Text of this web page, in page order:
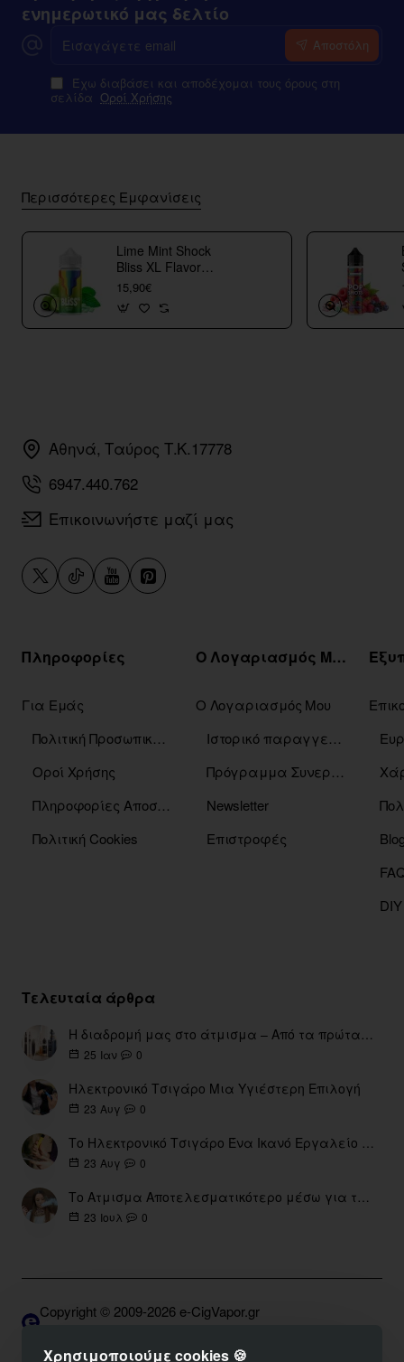
Χρησιμοποιούμε cookies 🍪
ενημερωτικό μας δελτίο
email
Αποστόλη
Έχω διαβάσει και αποδέχομαι τους όρους στη
σελίδα Οροί Χρήσης
Περισσότερες Εμφανίσεις
Lime Mint Shock
Bliss XL Flavor
Shots
15,90€
Αθηνά, Ταύρος Τ.Κ.17778
6947.440.762
Επικοινωνήστε μαζί μας
Πληροφορίες
Για Εμάς
Πολιτική Προσωπικών Δεδομένων
Οροί Χρήσης
Πληροφορίες Αποστόλης
Πολιτική Cookies
Ο Λογαριασμός Μου
Ο Λογαριασμός Μου
Ιστορικό παραγγελιών
Πρόγραμμα Συνεργατών
Newsletter
Επιστροφές
Τελευταία άρθρα
Η διαδρομή μας στο άτμισμα – Από τα πρώτα eGo έως τη σύγχρονη εποχή
25 Ιαν 0
Ηλεκτρονικό Τσιγάρο Μια Υγιέστερη Επιλογή
23 Αυγ 0
Το Ηλεκτρονικό Τσιγάρο Ένα Ικανό Εργαλείο για τη Διακοπή του Καπνίσματος
23 Αυγ 0
Το Ατμισμα Αποτελεσματικότερο μέσω για την διακοπή Καπνίσματος
23 Ιουλ 0
Copyright © 2009-2026 e-CigVapor.gr